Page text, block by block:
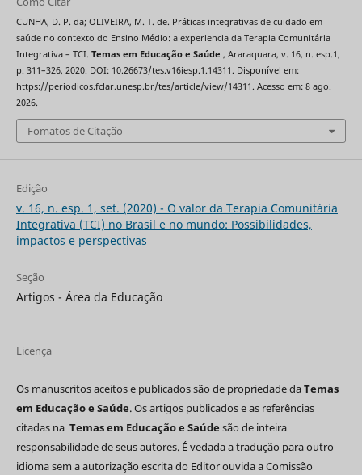
CUNHA, D. P. da; OLIVEIRA, M. T. de. Práticas integrativas de cuidado em
saúde no contexto do Ensino Médio: a experiencia da Terapia Comunitária
Integrativa – TCI. Temas em Educação e Saúde , Araraquara, v. 16, n. esp.1,
p. 311–326, 2020. DOI: 10.26673/tes.v16iesp.1.14311. Disponível em:
https://periodicos.fclar.unesp.br/tes/article/view/14311. Acesso em: 8 ago.
2026.
Fomatos de Citação
Edição
v. 16, n. esp. 1, set. (2020) - O valor da Terapia Comunitária
Integrativa (TCI) no Brasil e no mundo: Possibilidades,
impactos e perspectivas
Seção
Artigos - Área da Educação
Licença
Os manuscritos aceitos e publicados são de propriedade daTemas
em Educação e Saúde. Os artigos publicados e as referências
citadas na Temas em Educação e Saúde são de inteira
responsabilidade de seus autores. É vedada a tradução para outro
idioma sem a autorização escrita do Editor ouvida a Comissão